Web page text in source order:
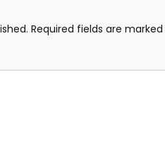
Required fields are marked